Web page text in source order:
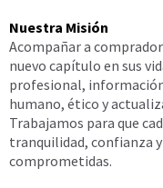
Nuestra Misión
Acompañar a
nuevo capítulo en sus
profesional,
humano, ético y
Trabajamos para que
tranquilidad, confianza
comprometidas.